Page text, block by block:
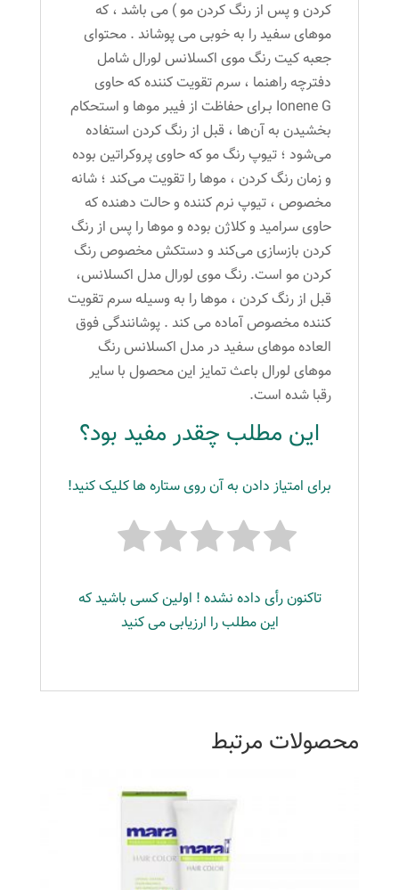
کردن و پس از رنگ کردن مو ) می باشد ، که
موهای سفید را به خوبی می پوشاند . محتوای
جعبه کیت رنگ موی اکسلانس لورال شامل
دفترچه راهنما ، سرم تقویت کننده که حاوی
Ionene G بـرای حفاظت از فیبر موها و استحکام
بخشیدن به آن‌ها ، قبل از رنگ کردن استفاده
می‌شود ؛ تیوپ رنگ مو که حاوی پروکراتین بوده
و زمان رنگ کردن ، موها را تقویت می‌کند ؛ شانه
مخصوص ، تیوپ نرم کننده و حالت دهنده که
حاوی سرامید و کلاژن بوده و موها را پس از رنگ
کردن بازسازی می‌کند و دستکش مخصوص رنگ
کردن مو است. رنگ موی لورال مدل اکسلانس،
قبل از رنگ کردن ، موها را به وسیله سرم تقویت
کننده مخصوص آماده می کند . پوشانندگی فوق
العاده موهای سفید در مدل اکسلانس رنگ
موهای لورال باعث تمایز این محصول با سایر
رقبا شده است.
این مطلب چقدر مفید بود؟
برای امتیاز دادن به آن روی ستاره ها کلیک کنید!
تاکنون رأی داده نشده ! اولین کسی باشید که
این مطلب را ارزیابی می کنید
محصولات مرتبط